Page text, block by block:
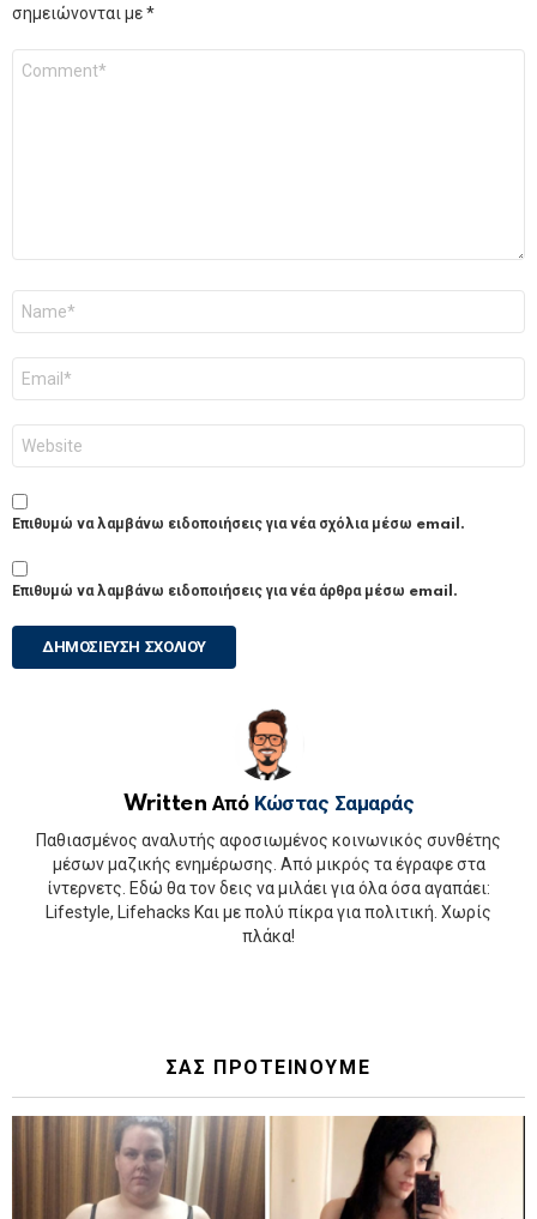
σημειώνονται με*
Επιθυμώ να λαμβάνω ειδοποιήσεις για νέα σχόλια μέσω email.
Επιθυμώ να λαμβάνω ειδοποιήσεις για νέα άρθρα μέσω email.
Written Από Κώστας Σαμαράς
Παθιασμένος αναλυτής αφοσιωμένος κοινωνικός συνθέτης
μέσων μαζικής ενημέρωσης. Από μικρός τα έγραφε στα
ίντερνετς. Εδώ θα τον δεις να μιλάει για όλα όσα αγαπάει:
Lifestyle, Lifehacks Και με πολύ πίκρα για πολιτική. Χωρίς
πλάκα!
ΣΑΣ ΠΡΟΤΕΙΝΟΥΜΕ